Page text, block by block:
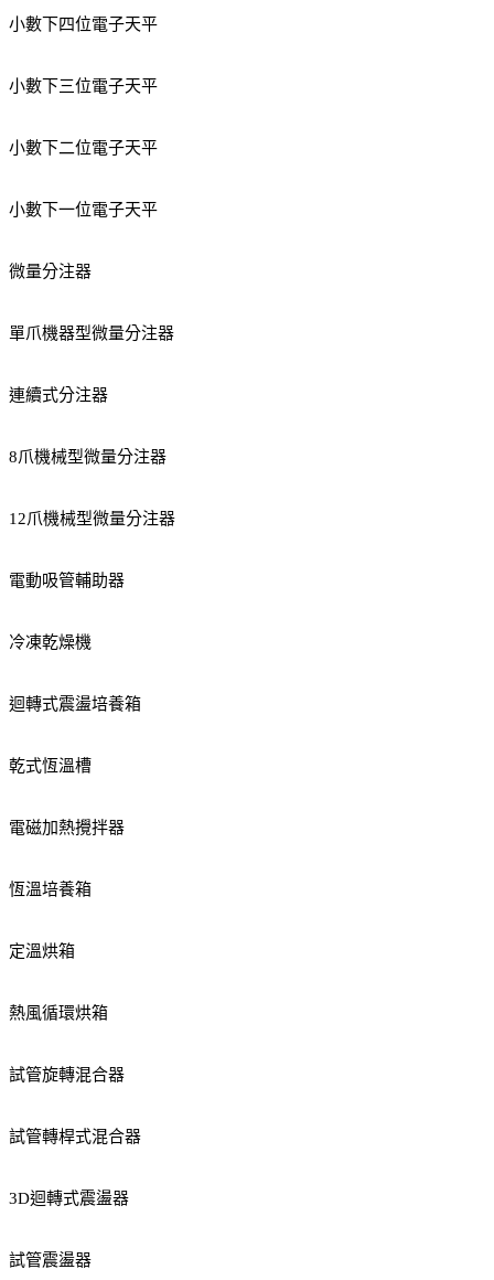
小數下四位電子天平
小數下三位電子天平
小數下二位電子天平
小數下一位電子天平
微量分注器
單爪機器型微量分注器
連續式分注器
8爪機械型微量分注器
12爪機械型微量分注器
電動吸管輔助器
冷凍乾燥機
迴轉式震盪培養箱
乾式恆溫槽
電磁加熱攪拌器
恆溫培養箱
定溫烘箱
熱風循環烘箱
試管旋轉混合器
試管轉桿式混合器
3D迴轉式震盪器
試管震盪器